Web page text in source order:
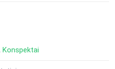
Konspektai